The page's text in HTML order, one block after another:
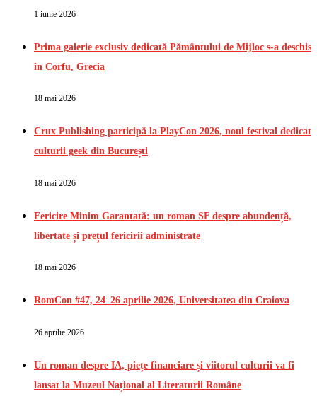
1 iunie 2026
Prima galerie exclusiv dedicată Pământului de Mijloc s-a deschis
în Corfu, Grecia
18 mai 2026
Crux Publishing participă la PlayCon 2026, noul festival dedicat
culturii geek din București
18 mai 2026
Fericire Minim Garantată: un roman SF despre abundență,
libertate și prețul fericirii administrate
18 mai 2026
RomCon #47, 24–26 aprilie 2026, Universitatea din Craiova
26 aprilie 2026
Un roman despre IA, piețe financiare și viitorul culturii va fi
lansat la Muzeul Național al Literaturii Române